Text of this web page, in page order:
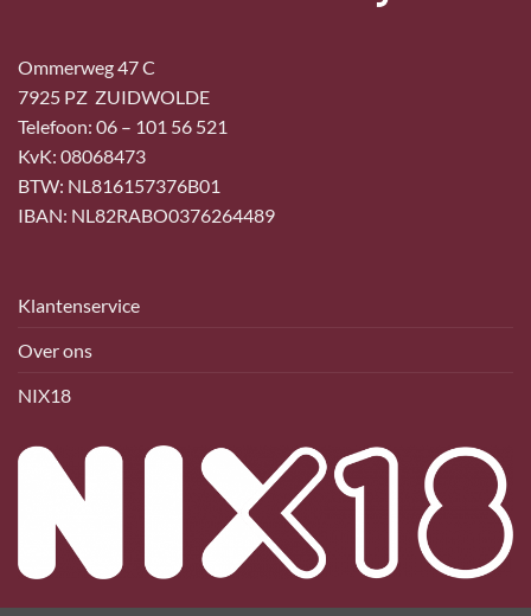
Ommerweg 47 C
7925 PZ ZUIDWOLDE
Telefoon: 06 – 101 56 521
KvK: 08068473
BTW: NL816157376B01
IBAN: NL82RABO0376264489
Klantenservice
Over ons
NIX18